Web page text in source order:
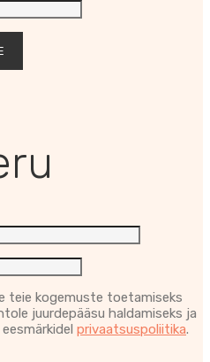
teie kogemuste toetamiseks
juurdepääsu haldamiseks ja
privaatsuspoliitika.